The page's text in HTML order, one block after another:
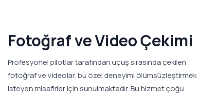
Fotoğraf ve Video Çekimi
Profesyonel pilotlar tarafından uçuş sırasında çekilen
fotoğraf ve videolar, bu özel deneyimi ölümsüzleştirmek
isteyen misafirler için sunulmaktadır. Bu hizmet çoğu